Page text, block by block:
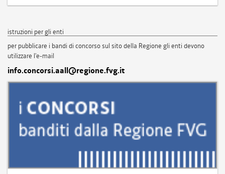
istruzioni per gli enti
per pubblicare i bandi di concorso sul sito della Regione gli enti devono
utilizzare l'e-mail
info.concorsi.aall@regione.fvg.it